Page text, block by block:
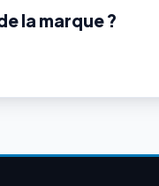
la marque ?